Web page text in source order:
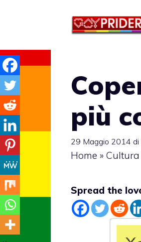
più
29 Maggio 2014 di
Home »
Spread the